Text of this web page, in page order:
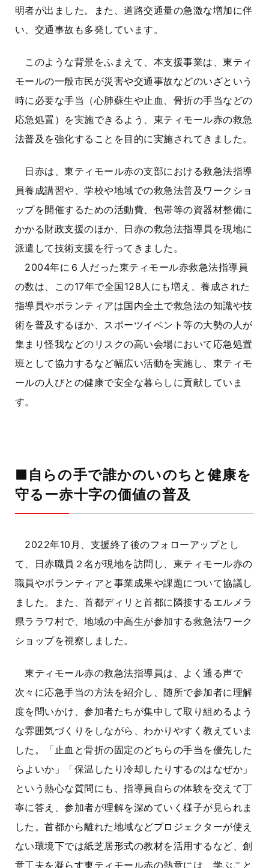
明者が出ました。また、道路交通量の急激な増加に伴
い、交通事故も多発しています。
このような背景をふまえて、本支援事業は、東ティ
モールの一般市民が災害や交通事故などのいざという
時に必要な手当（心肺蘇生や止血、骨折の手当などの
応急処置）を実施できるよう、東ティモール赤の救急
法普及を強化することを目的に実施されてきました。
日赤は、東ティモール赤の支部における救急法指導
員養成講習や、学校や地域での救急法普及ワークショ
ップを開催するための活動費、包帯等の資器材整備に
かかる財政支援のほか、日赤の救急法指導員を現地に
派遣して技術支援を行ってきました。
2004年に６人だった東ティモール赤救急法指導員
の数は、この17年で全国128人にも増え、養成された
指導員やボランティアは国内全土で救急法の知識や技
術を普及するほか、スポーツイベント等の大勢の人が
集まり怪我などのリスクの高い会場において応急処置
班として協力するなど幅広い活動を実施し、東ティモ
ールの人びとの健康で安全な暮らしに貢献していま
す。
■自らの手で誰かのいのちと健康を
守るー赤十字の価値の普及
2022年10 月、支援終了後のフォローアップとし
て、日赤職員２名が現地を訪問し、東ティモール赤の
職員やボランティアと事業成果や課題について協議し
ました。また、首都ディリと首都に隣接するエルメラ
県ララワ村で、地域の中高生が参加する救急法ワーク
ショップを視察しました。
東ティモール赤の救急法指導員は、よく通る声で
次々に応急手当の方法を紹介し、随所で参加者に理解
度を問いかけ、参加者たちが集中して取り組める よう
な雰囲気づくりをしながら、わかりやすく教えていま
した。「止血と骨折の固定のどちらの手当を優先した
らよいか」「保温したり冷却したりするのはなぜか」
という熱心な質問にも、指導員自らの体験を交えて丁
寧に答え、参加者が理解を深めていく様子が見られま
した。首都から離れた地域などプロジェクターが使え
ない環境下では紙芝居形式の教材を活用するなど、創
意工夫を凝らす東ティモール赤の熱意には、学ぶこと